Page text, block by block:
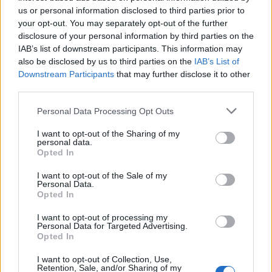
us or personal information disclosed to third parties prior to
your opt-out. You may separately opt-out of the further
disclosure of your personal information by third parties on the
IAB’s list of downstream participants. This information may
also be disclosed by us to third parties on the IAB’s List of
Downstream Participants that may further disclose it to other
Please note that this website/app uses one or more Google
not limited to your visit or usage behaviour. You may click to
grant or deny consent to Google and its third-party tags to
use your data for below specified purposes in below Google
consent section.
Personal Data Processing Opt Outs
I want to opt-out of the Sharing of my
personal data.
Opted In
I want to opt-out of the Sale of my
Personal Data.
Opted In
I want to opt-out of processing my
Personal Data for Targeted Advertising.
Opted In
I want to opt-out of Collection, Use,
Retention, Sale, and/or Sharing of my
Kipimo Kilichopendekezwa na
Usalama wa Virutubisho vya CLA
Kuelewa kipimo sahihi cha CLA ni muhimu kwa
usalama na ufanisi. Uchunguzi unaonyesha ulaji wa
madhara makubwa.
FDA imeona CLA kuwa salama, ikiiainisha kuwa
Inatambulika kwa Ujumla kuwa Salama (GRAS).
Walakini, ni muhimu kufuata miongozo ya
nyongeza, haswa kwa kipimo cha juu na matumizi
ya muda mrefu. Ulaji mwingi unaweza kusababisha
upinzani wa insulini au shida za ini.
Kabla ya kuanza virutubisho vya CLA, kushauriana
na mtaalamu wa afya ni busara. Wanaweza kutoa
ushauri wa kibinafsi, kukusaidia kuelewa hatari. Hii